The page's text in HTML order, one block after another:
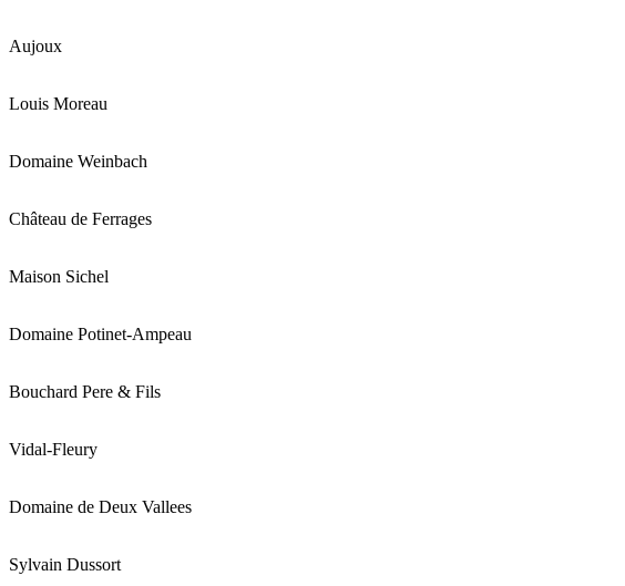
Aujoux
Louis Moreau
Domaine Weinbach
Château de Ferrages
Maison Sichel
Domaine Potinet-Ampeau
Bouchard Pere & Fils
Vidal-Fleury
Domaine de Deux Vallees
Sylvain Dussort